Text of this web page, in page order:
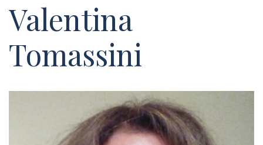
Valentina
Tomassini